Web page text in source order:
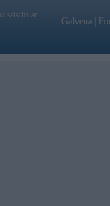
saistīts ar
Galvena